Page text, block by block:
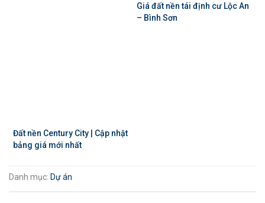
Giá đất nền tái định cư Lộc An
– Bình Sơn
Đất nền Century City | Cập nhật
bảng giá mới nhất
Danh mục: Dự án